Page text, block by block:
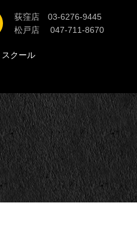
スクール
荻窪店 03-6276-9445
松戸店 047-711-8670